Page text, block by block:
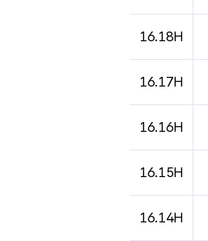
16.18H
16.17H
16.16H
16.15H
16.14H